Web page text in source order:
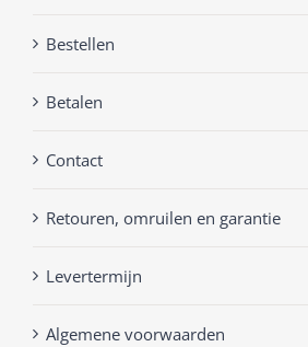
Bestellen
Betalen
Contact
Retouren, omruilen en garantie
Levertermijn
Algemene voorwaarden